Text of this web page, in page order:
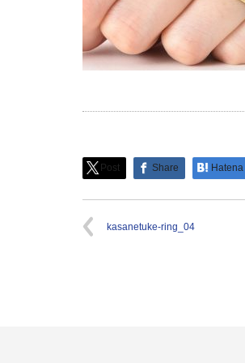
Post Share Hatena
kasanetuke-ring_04